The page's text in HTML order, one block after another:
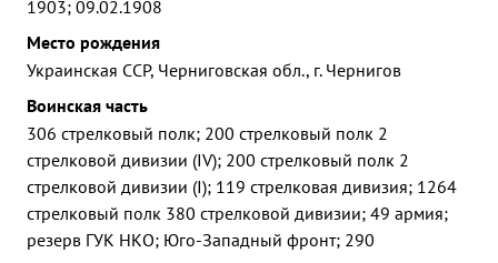
1903; 09.02.1908
Место рождения
Украинская ССР, Черниговская обл., г. Чернигов
Воинская часть
306 стрелковый полк; 200 стрелковый полк 2
стрелковой дивизии (IV); 200 стрелковый полк 2
стрелковой дивизии (I); 119 стрелковая дивизия; 1264
стрелковый полк 380 стрелковой дивизии; 49 армия;
резерв ГУК НКО; Юго-Западный фронт; 290